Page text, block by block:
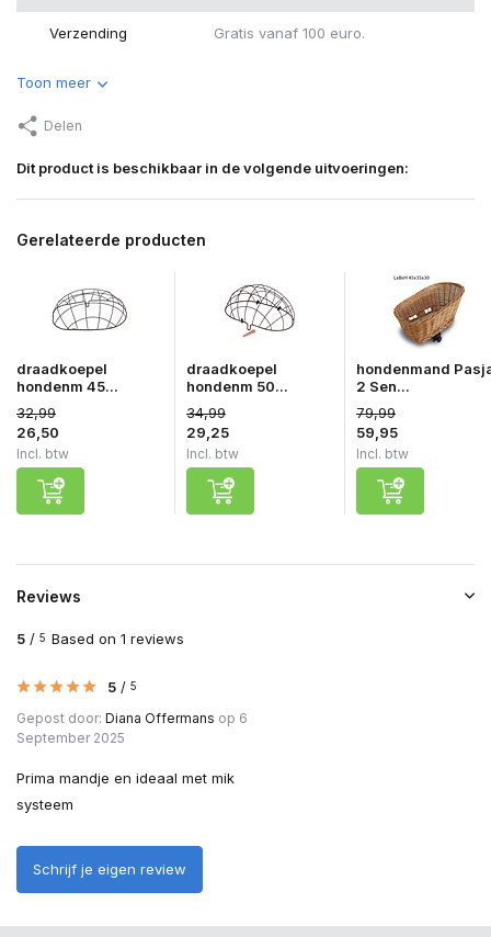
Verzending Gratis vanaf 100 euro.
Toon meer
Delen
Dit product is beschikbaar in de volgende uitvoeringen:
Gerelateerde producten
draadkoepel
hondenm 45...
32,99
26,50
Incl. btw
draadkoepel
hondenm 50...
34,99
29,25
Incl. btw
hondenmand
2 Sen...
79,99
59,95
Incl. btw
Reviews
5 / 5 Based on 1 reviews
5 / 5
Gepost door: Diana Offermans op 6
September 2025
Prima mandje en ideaal met mik
systeem
Schrijf je eigen review